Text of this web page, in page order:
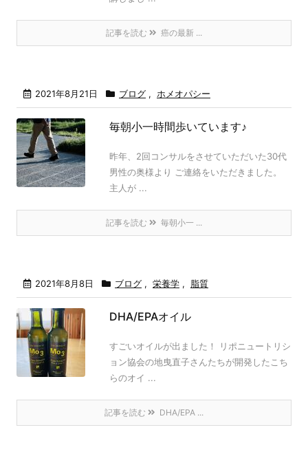
記事を読む 癌の最新 ...
2021年8月21日 ブログ , ホメオパシー
毎朝小一時間歩いています♪
昨年、2回コンサルをさせていただいた30代
男性の奥様より ご連絡をいただきました。
主人が ...
記事を読む 毎朝小一 ...
2021年8月8日 ブログ , 栄養学 , 脂質
DHA/EPAオイル
すごいオイルが出ました！ リポニュートリシ
ョン協会の地曳直子さんたちが開発したこち
らのオイ ...
記事を読む DHA/EPA ...